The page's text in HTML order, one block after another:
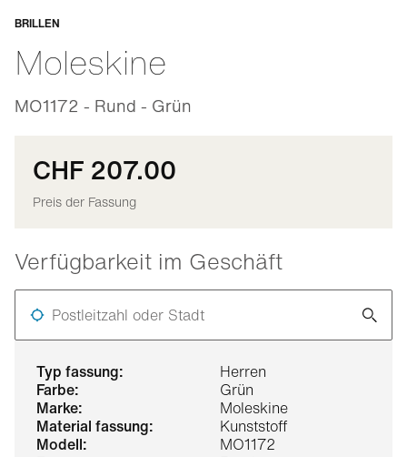
typ fassung:
Herren
farbe:
Grün
marke:
Moleskine
material fassung:
Kunststoff
modell:
MO1172
BRILLEN
Moleskine
MO1172 - Rund - Grün
Anpassbar
CHF 207.00
Preis der Fassung
Verfügbarkeit im Geschäft
Postleitzahl oder Stadt